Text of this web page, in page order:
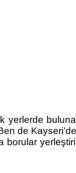
yerlerde
de